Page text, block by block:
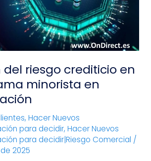
del riesgo crediticio en
minorista en
, Hacer Nuevos
para decidir, Hacer Nuevos
para decidir|Riesgo Comercial /
2025